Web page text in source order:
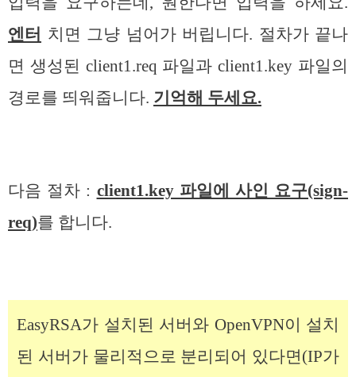
엔터 치면 그냥 넘어가 버립니다. 절차가 끝나
면 생성된 client1.req 파일과 client1.key 파일의
경로를 띄워줍니다. 기억해 두세요.
다음 절차 : client1.key 파일에 사인 요구(sign-
req)를 합니다.
EasyRSA가 설치된 서버와 OpenVPN이 설치
된 서버가 물리적으로 분리되어 있다면(IP가